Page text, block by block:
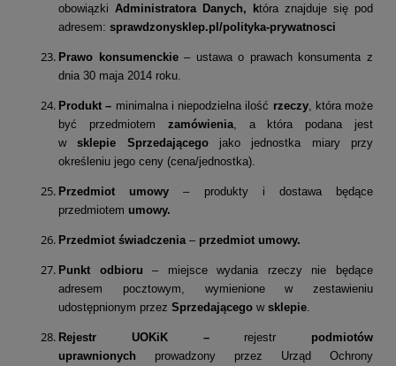
obowiązki Administratora Danych, która znajduje się pod
adresem: sprawdzonysklep.pl/polityka-prywatnosci
Prawo konsumenckie– ustawa o prawach konsumenta z
dnia 30 maja 2014 roku.
Produkt – minimalna i niepodzielna ilość rzeczy, która może
być przedmiotem zamówienia, a która podana jest
wsklepie Sprzedającegojako jednostka miary przy
określeniu jego ceny (cena/jednostka).
Przedmiot umowy– produkty i dostawa będące
przedmiotem umowy.
Przedmiot świadczenia – przedmiot umowy.
Punkt odbioru – miejsce wydania rzeczy nie będące
adresem pocztowym, wymienione w zestawieniu
udostępnionym przez Sprzedającego w sklepie
Rejestr UOKiK ­– rejestr podmiotów
uprawnionych prowadzony przez Urząd Ochrony